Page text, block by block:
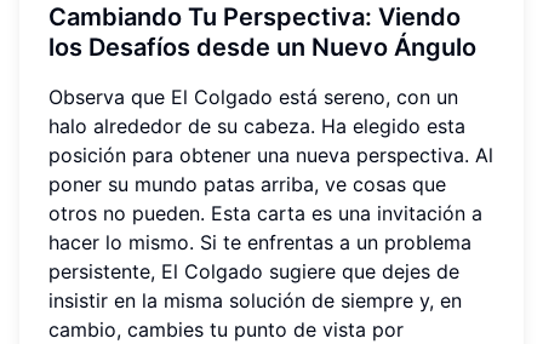
Cambiando Tu Perspectiva: Viendo
los Desafíos desde un Nuevo Ángulo
Observa que El Colgado está sereno, con un
halo alrededor de su cabeza. Ha elegido esta
posición para obtener una nueva perspectiva. Al
poner su mundo patas arriba, ve cosas que
otros no pueden. Esta carta es una invitación a
hacer lo mismo. Si te enfrentas a un problema
persistente, El Colgado sugiere que dejes de
insistir en la misma solución de siempre y, en
cambio, cambies tu punto de vista por